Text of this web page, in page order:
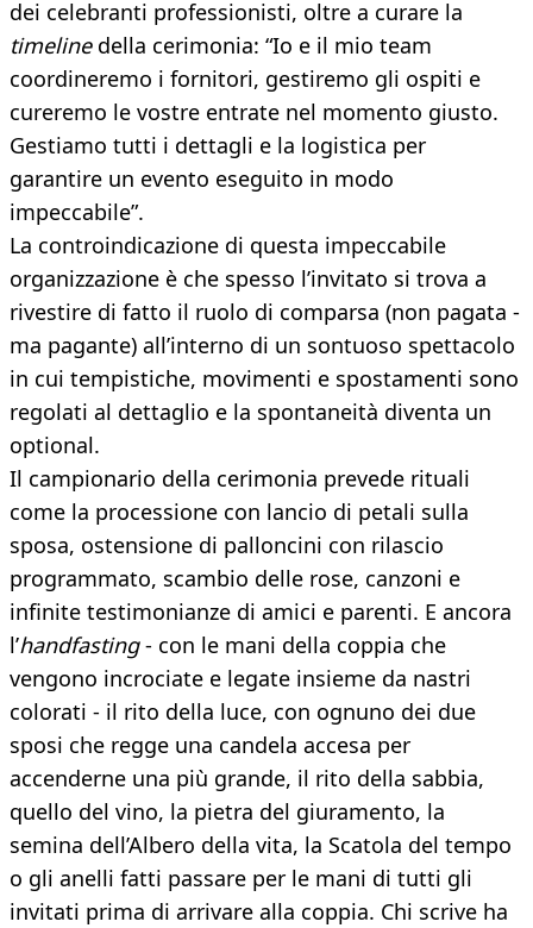
dei celebranti professionisti, oltre a curare la
timelinedella cerimonia: “Io e il mio team
coordineremo i fornitori, gestiremo gli ospiti e
cureremo le vostre entrate nel momento giusto.
Gestiamo tutti i dettagli e la logistica per
garantire un evento eseguito in modo
impeccabile”.
La controindicazione di questa impeccabile
organizzazione è che spesso l’invitato si trova a
rivestire di fatto il ruolo di comparsa (non pagata -
ma pagante) all’interno di un sontuoso spettacolo
in cui tempistiche, movimenti e spostamenti sono
regolati al dettaglio e la spontaneità diventa un
optional.
Il campionario della cerimonia prevede rituali
come la processione con lancio di petali sulla
sposa, ostensione di palloncini con rilascio
programmato, scambio delle rose, canzoni e
infinite testimonianze di amici e parenti. E ancora
l’handfasting- con le mani della coppia che
vengono incrociate e legate insieme da nastri
colorati - il rito della luce, con ognuno dei due
sposi che regge una candela accesa per
accenderne una più grande, il rito della sabbia,
quello del vino, la pietra del giuramento, la
semina dell’Albero della vita, la Scatola del tempo
o gli anelli fatti passare per le mani di tutti gli
invitati prima di arrivare alla coppia. Chi scrive ha